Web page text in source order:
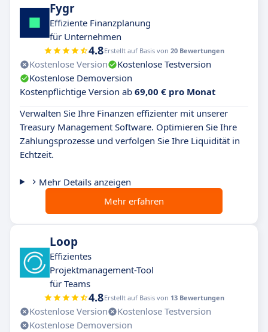
Fygr
Effiziente Finanzplanung
für Unternehmen
4.8Erstellt auf Basis von 20 Bewertungen
Kostenlose Version
Kostenlose Testversion
Kostenlose Demoversion
Kostenpflichtige Version ab 69,00 € pro Monat
Verwalten Sie Ihre Finanzen effizienter mit unserer
Treasury Management Software. Optimieren Sie Ihre
Zahlungsprozesse und verfolgen Sie Ihre Liquidität in
Echtzeit.
Mehr Details anzeigen
Mehr erfahren
Loop
Effizientes
Projektmanagement-Tool
für Teams
4.8Erstellt auf Basis von 13 Bewertungen
Kostenlose Version
Kostenlose Testversion
Kostenlose Demoversion